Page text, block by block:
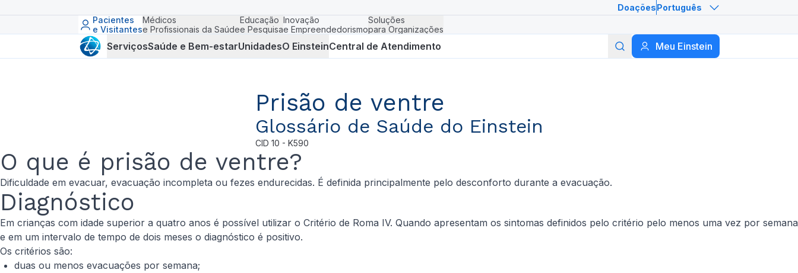
DoaçõesPortuguês
Pacientes
e Visitantes
Médicos
e Profissionais da Saúde
Educação
e Pesquisa
Inovação
e Empreendedorismo
Soluções
para Organizações
ServiçosSaúde e Bem-estarUnidadesO EinsteinCentral de Atendimento Meu Einstein
Buscar
Prisão de ventre
Glossário de Saúde do Einstein
CID 10 - K590
O que é prisão de ventre?
Dificuldade em evacuar, evacuação incompleta ou fezes endurecidas. É definida principalmente pelo desconforto durante a evacuação.
Diagnóstico
Em crianças com idade superior a quatro anos é possível utilizar o Critério de Roma IV. Quando apresentam os sintomas definidos pelo critério pelo menos uma vez por semana
e em um intervalo de tempo de dois meses o diagnóstico é positivo.
Os critérios são:
duas ou menos evacuações por semana;